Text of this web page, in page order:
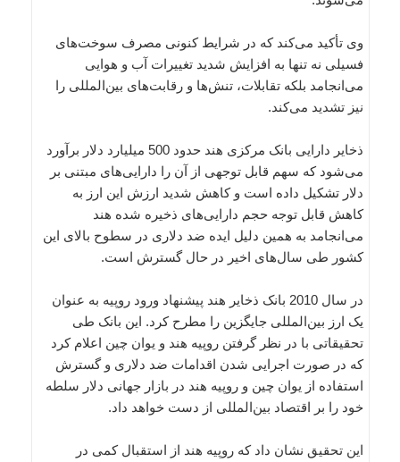
وی تأکید می‌کند که در شرایط کنونی مصرف سوخت‌‌های
فسیلی نه تنها به افزایش شدید تغییرات آب و هوایی
می‌انجامد بلکه تقابلات، تنش‌ها و رقابت‌های بین‌المللی را
نیز تشدید می‌کند.
ذخایر دارایی بانک مرکزی هند حدود 500 میلیارد دلار برآورد
می‌شود که سهم قابل توجهی از آن را دارایی‌های مبتنی بر
دلار تشکیل داده است و کاهش شدید ارزش این ارز به
کاهش قابل توجه حجم دارایی‌‌های ذخیره شده هند
می‌انجامد به همین دلیل ایده ضد دلاری در سطوح بالای این
کشور طی سال‌های اخیر در حال گسترش است.
در سال 2010 بانک ذخایر هند پیشنهاد ورود روپیه به عنوان
یک ارز بین‌المللی جایگزین را مطرح کرد. این بانک طی
تحقیقاتی با در نظر گرفتن روپیه هند و یوان چین اعلام کرد
که در صورت اجرایی شدن اقدامات ضد دلاری و گسترش
استفاده از یوان چین و روپیه هند در بازار جهانی دلار سلطه‌
خود را بر اقتصاد بین‌المللی از دست خواهد داد.
این تحقیق نشان داد که روپیه هند از استقبال کمی در